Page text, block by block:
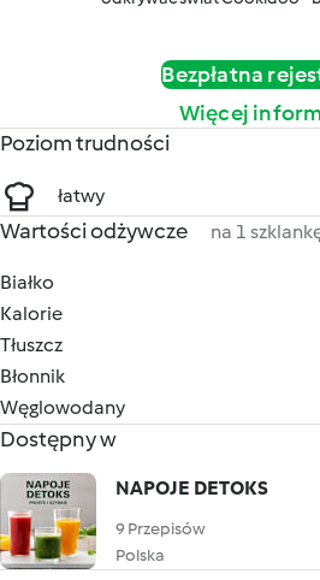
Bezpłatna
Więcej
Poziom trudności
łatwy
Wartości odżywcze na 1
Białko
Kalorie
Tłuszcz
Błonnik
Węglowodany
Dostępny w
NAPOJE DETOKS
9 Przepisów
Polska